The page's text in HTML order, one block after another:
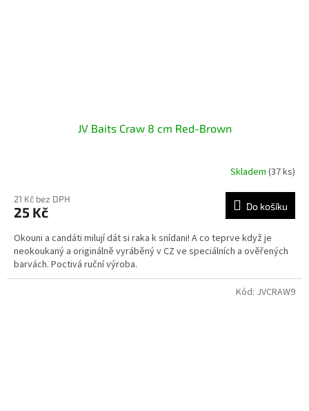
JV Baits Craw 8 cm Red-Brown
Skladem (37 ks)
21 Kč bez DPH
25 Kč Do košíku
Okouni a candáti milují dát si raka k snídani! A co teprve když je
neokoukaný a originálně vyráběný v CZ ve speciálních a ověřených
barvách. Poctivá ruční výroba.
Kód: JVCRAW9